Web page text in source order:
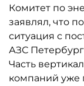
Комитет по
заявлял, что
ситуация с
АЗС
Часть
компаний уже